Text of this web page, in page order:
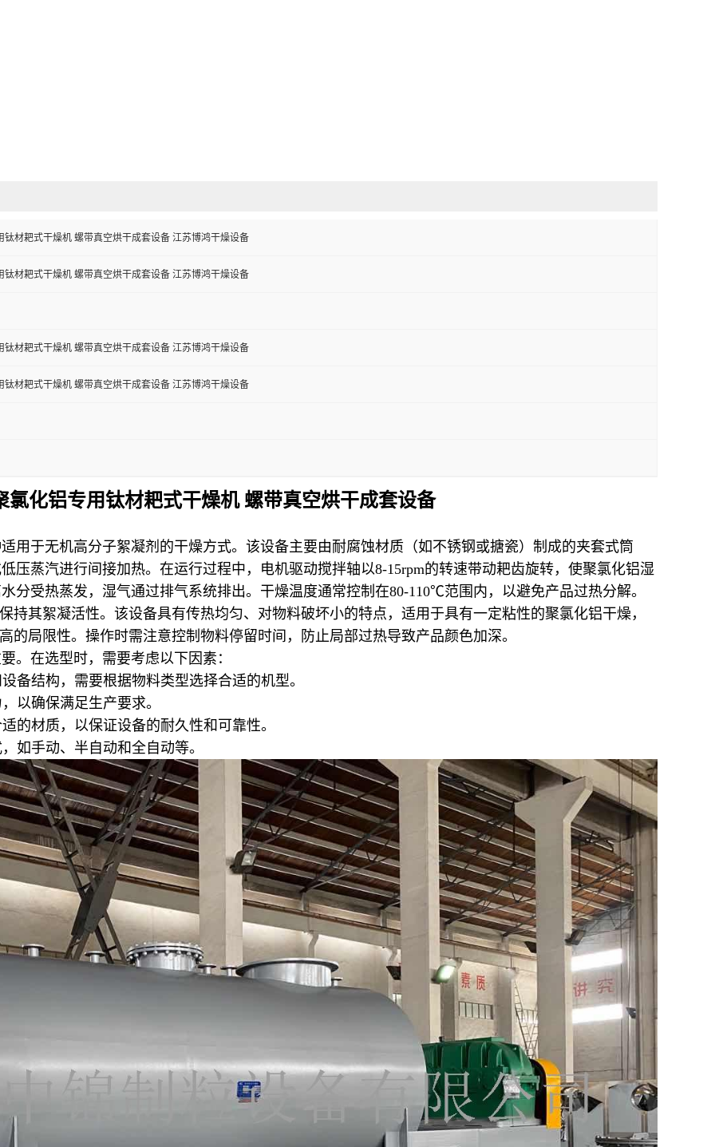
钛材耙式干燥机 螺带真空烘干成套设备 江苏博鸿干燥设备
钛材耙式干燥机 螺带真空烘干成套设备 江苏博鸿干燥设备
钛材耙式干燥机 螺带真空烘干成套设备 江苏博鸿干燥设备
钛材耙式干燥机 螺带真空烘干成套设备 江苏博鸿干燥设备
氯化铝专用钛材耙式干燥机 螺带真空烘干成套设备
用于无机高分子絮凝剂的干燥方式。该设备主要由耐腐蚀材质（如不锈钢或搪瓷）制成的夹套式筒
压蒸汽进行间接加热。在运行过程中，电机驱动搅拌轴以8-15rpm的转速带动耙齿旋转，使聚氯化铝湿
分受热蒸发，湿气通过排气系统排出。干燥温度通常控制在80-110℃范围内，以避免产品过热分解。
持其絮凝活性。该设备具有传热均匀、对物料破坏小的特点，适用于具有一定粘性的聚氯化铝干燥，
的局限性。操作时需注意控制物料停留时间，防止局部过热导致产品颜色加深。
。在选型时，需要考虑以下因素：
备结构，需要根据物料类型选择合适的机型。
以确保满足生产要求。
的材质，以保证设备的耐久性和可靠性。
如手动、半自动和全自动等。